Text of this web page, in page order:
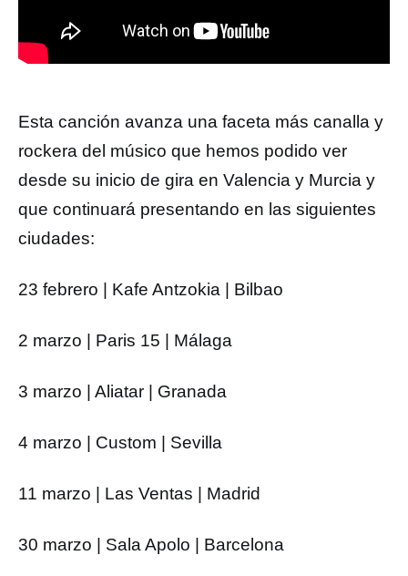
Esta canción avanza una faceta más canalla y
rockera del músico que hemos podido ver
desde su inicio de gira en Valencia y Murcia y
que continuará presentando en las siguientes
ciudades:
23 febrero | Kafe Antzokia | Bilbao
2 marzo | Paris 15 | Málaga
3 marzo | Aliatar | Granada
4 marzo | Custom | Sevilla
11 marzo | Las Ventas | Madrid
30 marzo | Sala Apolo | Barcelona